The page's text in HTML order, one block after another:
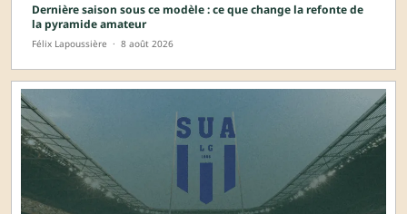
Dernière saison sous ce modèle : ce que change la refonte de
la pyramide amateur
Félix Lapoussière · 8 août 2026